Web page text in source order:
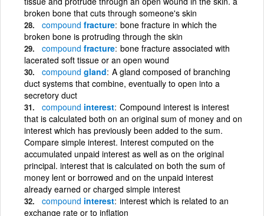
broken bone that cuts through someone's skin
compound fracture bone fracture in which the
broken bone is protruding through the skin
compound fracture bone fracture associated with
lacerated soft tissue or an open wound
compound gland A gland composed of branching
duct systems that combine, eventually to open into a
secretory duct
compound interest Compound interest is interest
that is calculated both on an original sum of money and on
interest which has previously been added to the sum.
Compare simple interest. Interest computed on the
accumulated unpaid interest as well as on the original
principal. interest that is calculated on both the sum of
money lent or borrowed and on the unpaid interest
already earned or charged simple interest
compound interest interest which is related to an
exchange rate or to inflation